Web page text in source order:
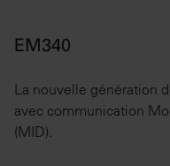
EM340
La nouvelle génération
avec communication
(MID).